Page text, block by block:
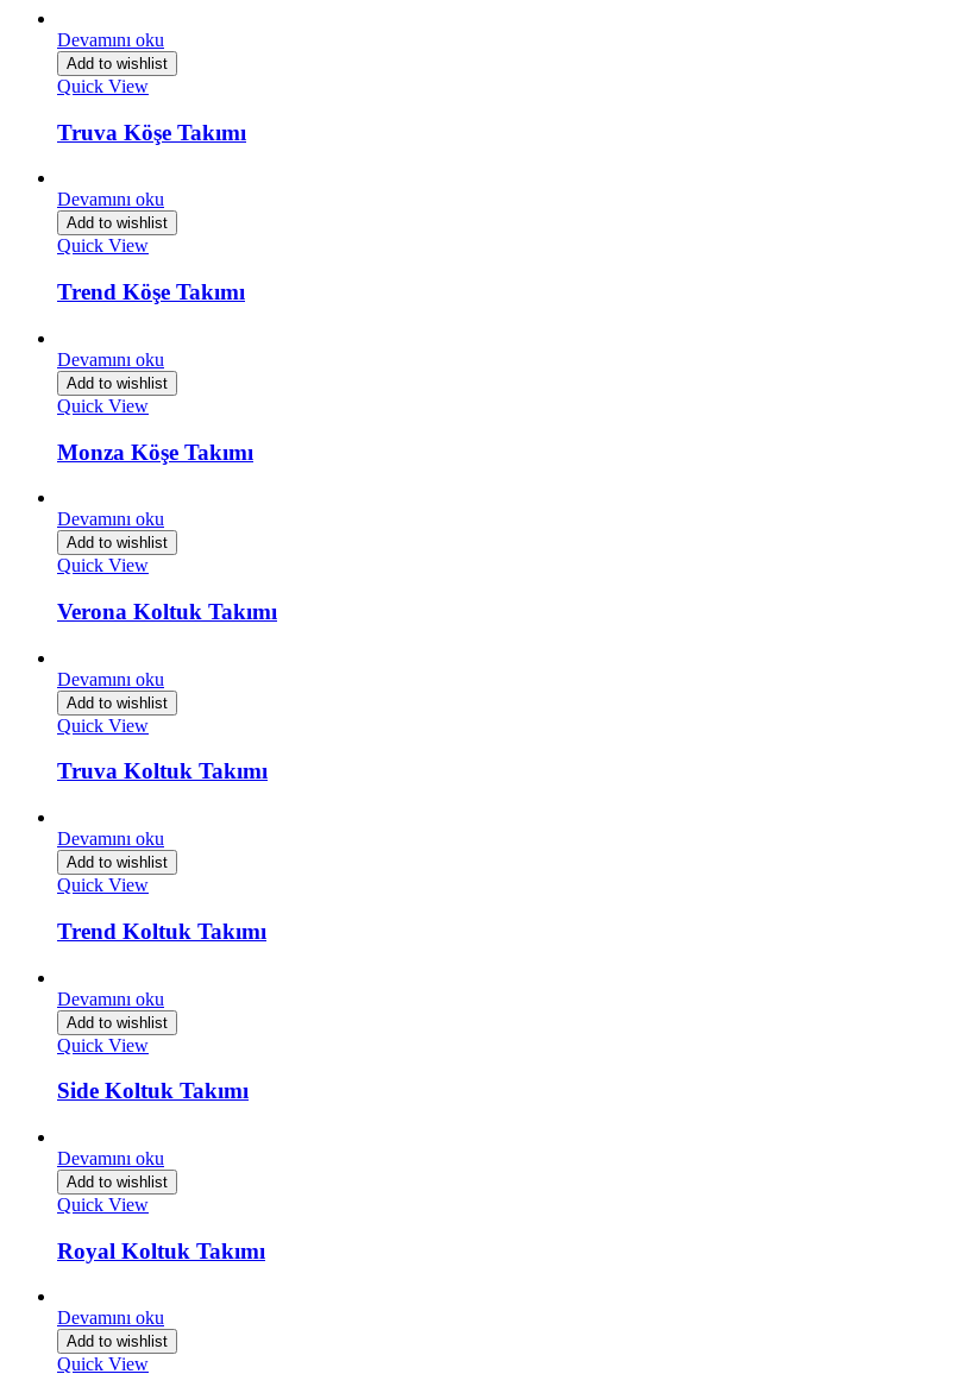
Devamını oku
Add to wishlist
Quick View
Truva Köşe Takımı
Devamını oku
Add to wishlist
Quick View
Trend Köşe Takımı
Devamını oku
Add to wishlist
Quick View
Monza Köşe Takımı
Devamını oku
Add to wishlist
Quick View
Verona Koltuk Takımı
Devamını oku
Add to wishlist
Quick View
Truva Koltuk Takımı
Devamını oku
Add to wishlist
Quick View
Trend Koltuk Takımı
Devamını oku
Add to wishlist
Quick View
Side Koltuk Takımı
Devamını oku
Add to wishlist
Quick View
Royal Koltuk Takımı
Devamını oku
Add to wishlist
Quick View